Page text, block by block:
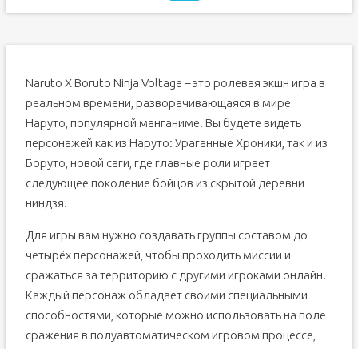
Naruto X Boruto Ninja Voltage – это ролевая экшн игра в
реальном времени, разворачивающаяся в мире
Наруто, популярной манганиме. Вы будете видеть
персонажей как из Наруто: Ураганные Хроники, так и из
Боруто, новой саги, где главные роли играет
следующее поколение бойцов из скрытой деревни
ниндзя.
Для игры вам нужно создавать группы составом до
четырёх персонажей, чтобы проходить миссии и
сражаться за территорию с другими игроками онлайн.
Каждый персонаж обладает своими специальными
способностями, которые можно использовать на поле
сражения в полуавтоматическом игровом процессе,